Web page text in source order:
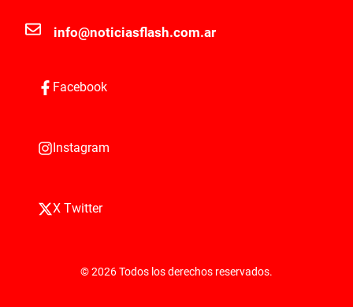
info@noticiasflash.com.ar
Facebook
Instagram
X Twitter
© 2026 Todos los derechos reservados.